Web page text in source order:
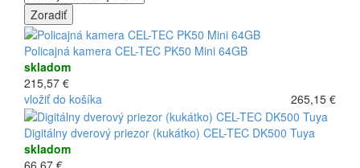
Policajná kamera CEL-TEC PK50 Mini 64GB
skladom
215,57 €
265,15 €
vložiť do košíka
Digitálny dverový priezor (kukátko) CEL-TEC DK500 Tuya
skladom